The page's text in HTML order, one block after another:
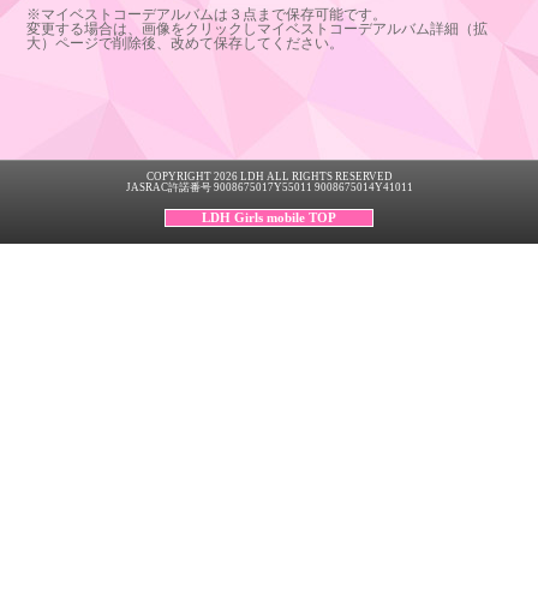
※マイベストコーデアルバムは３点まで保存可能です。
変更する場合は、画像をクリックしマイベストコーデアルバム詳細（拡
大）ページで削除後、改めて保存してください。
COPYRIGHT 2026 LDH ALL RIGHTS RESERVED
JASRAC許諾番号 9008675017Y55011 9008675014Y41011
LDH Girls mobile TOP